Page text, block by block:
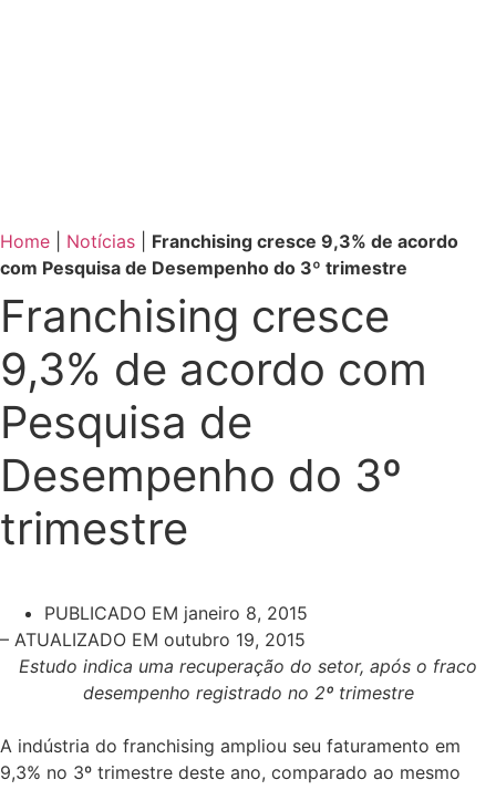
Home Notícias
Franchising cresce 9,3% de acordo
com Pesquisa de Desempenho do 3º trimestre
Franchising cresce
9,3% de acordo com
Pesquisa de
Desempenho do 3º
trimestre
PUBLICADO EM janeiro 8, 2015
– ATUALIZADO EM outubro 19, 2015
Estudo indica uma recuperação do setor, após o fraco
desempenho registrado no 2º trimestre
A indústria do franchising ampliou seu faturamento em
9,3% no 3º trimestre deste ano, comparado ao mesmo